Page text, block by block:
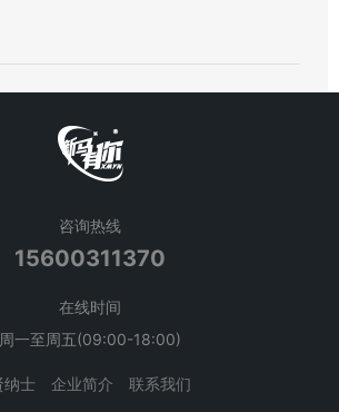
咨询热线
15600311370
在线时间
周一至周五(09:00-18:00)
纳士 企业简介 联系我们